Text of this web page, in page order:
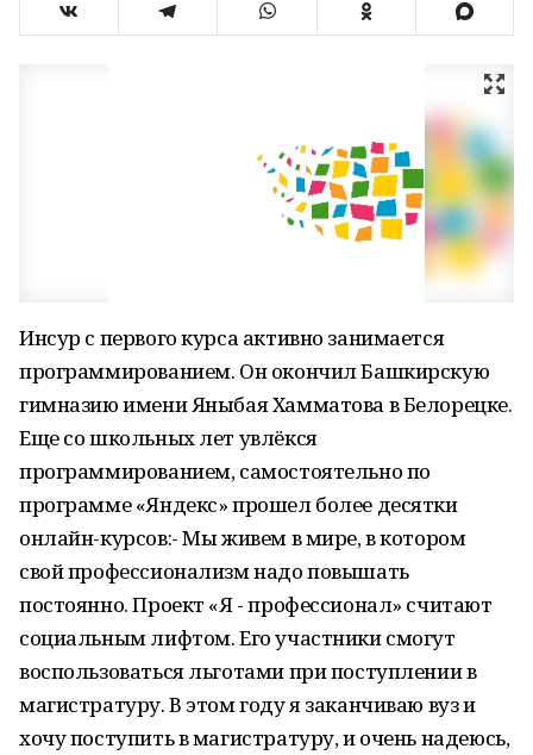
Инсур с первого курса активно занимается
программированием. Он окончил Башкирскую
гимназию имени Яныбая Хамматова в Белорецке.
Еще со школьных лет увлёкся
программированием, самостоятельно по
программе «Яндекс» прошел более десятки
онлайн-курсов:- Мы живем в мире, в котором
свой профессионализм надо повышать
постоянно. Проект «Я - профессионал» считают
социальным лифтом. Его участники смогут
воспользоваться льготами при поступлении в
магистратуру. В этом году я заканчиваю вуз и
хочу поступить в магистратуру, и очень надеюсь,